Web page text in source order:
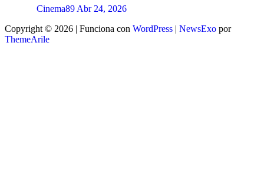
Cinema89 Abr 24, 2026
Copyright © 2026 | Funciona con WordPress | NewsExo por
ThemeArile